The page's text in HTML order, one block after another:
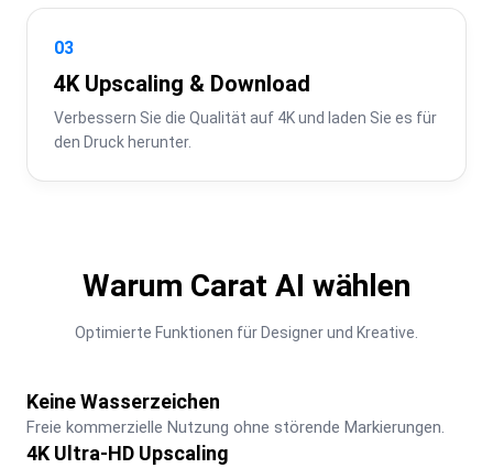
03
4K Upscaling & Download
Verbessern Sie die Qualität auf 4K und laden Sie es für
den Druck herunter.
Warum Carat AI wählen
Optimierte Funktionen für Designer und Kreative.
Keine Wasserzeichen
Freie kommerzielle Nutzung ohne störende Markierungen.
4K Ultra-HD Upscaling